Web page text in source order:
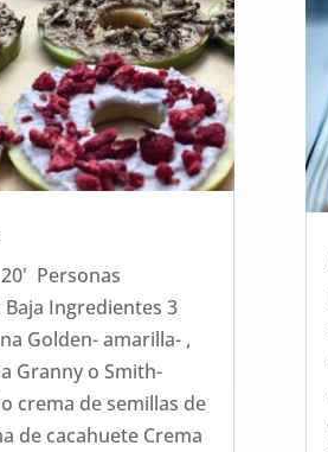
Personas
Ingredientes 3
Golden- amarilla- ,
Granny o Smith-
crema de semillas de
de cacahuete Crema